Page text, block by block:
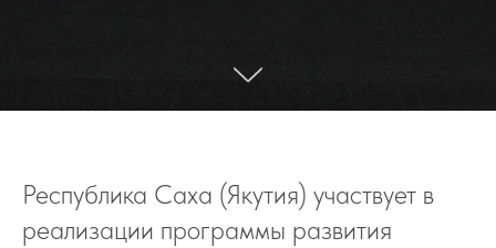
Республика Саха (Якутия) участвует в
реализации программы развития